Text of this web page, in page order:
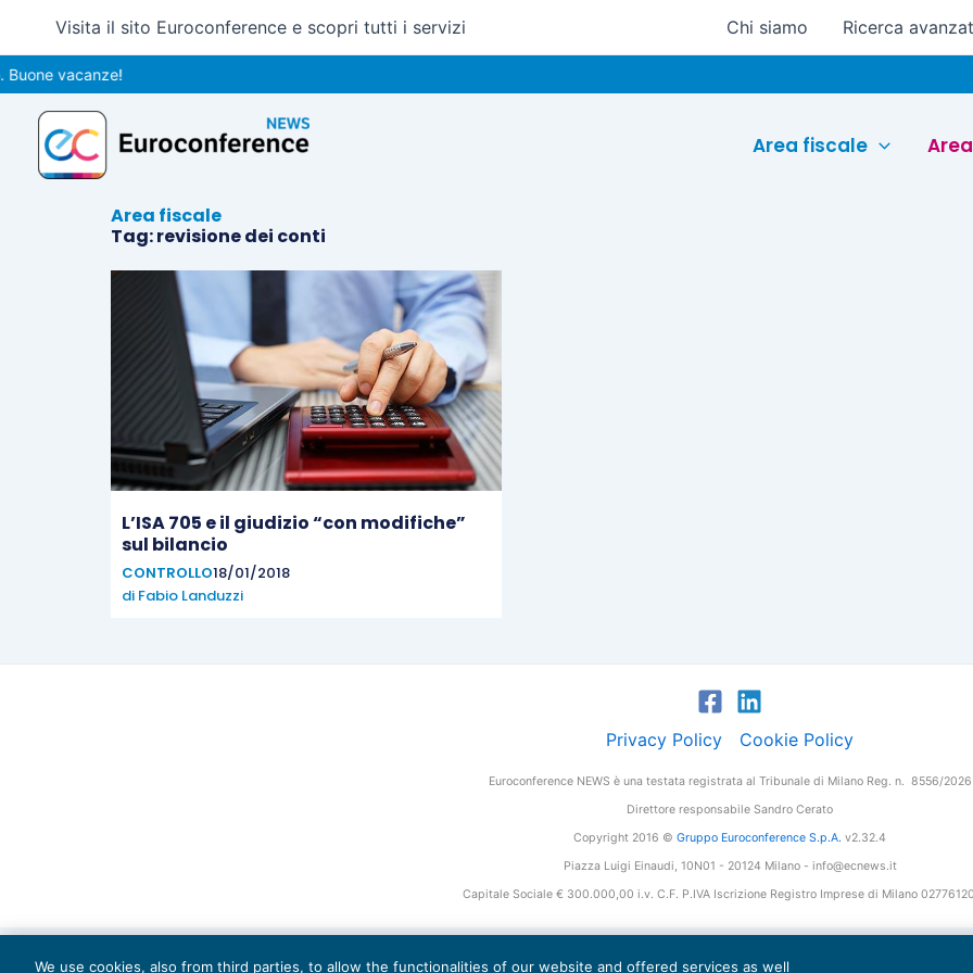
contenuto
Visita il sito Euroconference e scopri tutti i servizi Chi siamo Ricerca
vacanze!
Area fiscale
Area fiscale
Tag: revisione dei conti
L’ISA 705 e il giudizio “con modifiche”
sul bilancio
CONTROLLO18/01/2018
di Fabio Landuzzi
Privacy Policy Cookie Policy
Euroconference NEWS è una testata registrata al Tribunale di Milano Reg. n. 8556/2026
Direttore responsabile Sandro Cerato
Copyright 2016 © Gruppo Euroconference S.p.A. v2.32.4
Piazza Luigi Einaudi, 10N01 - 20124 Milano - info@ecnews.it
Capitale Sociale € 300.000,00 i.v. C.F. P.IVA Iscrizione Registro Imprese di Milano
We use cookies, also from third parties, to allow the functionalities of our website and offered services as well